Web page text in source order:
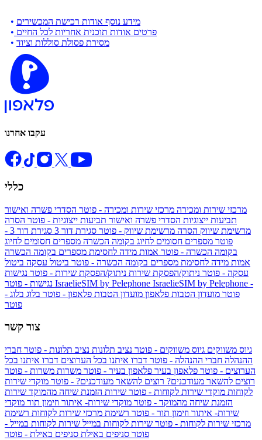
• מידע נוסף אודות רכישת המכשירים
• פרטים אודות תוכנית אחריות לכל החיים
• מסירת פסולת סוללות וציוד
עקבו אחרנו
כללי
מרכזי שירות ומכירה מרכזי שירות ומכירה - פוטר הסדרי פשרה ואישור
תביעות ייצוגיות הסדרי פשרה ואישור תביעות ייצוגיות - פוטר הסרה
מרשימת שיווק הסרה מרשימת שיווק - פוטר סגירת דור 3
סגירת דור 3 -
פוטר מספרים חסומים לחיוג בקומה הכשרה מספרים חסומים לחיוג
בקומה הכשרה - פוטר אמות מידה לחסימת מספרים בקומה הכשרה
אמות מידה לחסימת מספרים בקומה הכשרה - פוטר ביטול עסקה ביטול
עסקה - פוטר ניתוק/הפסקת שירות ניתוק/הפסקת שירות - פוטר נגישות
IsraelieSIM by Pelephone IsraelieSIM by Pelephone -
פוטר מועדון הטבות פלאפון מועדון הטבות פלאפון - פוטר בלוג בלוג -
פוטר
צור קשר
גיוס משווקים גיוס משווקים - פוטר נציב תלונות נציב תלונות - פוטר חברי
ההנהלה חברי ההנהלה - פוטר דברו איתנו בכל הערוצים דברו איתנו בכל
הערוצים - פוטר פלאפון בעיר פלאפון בעיר - פוטר משרות משרות - פוטר
רוצים להשאר מעודכנים? רוצים להשאר מעודכנים? - פוטר מוקדי שירות
לקוחות מוקדי שירות לקוחות - פוטר שירות הזמנת שיחה מהמוקד שירות
הזמנת שיחה מהמוקד - פוטר מוקדי שירות- איתור וזימון תור מוקדי
שירות- איתור וזימון תור - פוטר רשימת מרכזי שירות לקוחות רשימת
מרכזי שירות לקוחות - פוטר שירות לקוחות במייל שירות לקוחות במייל -
פוטר סניפים באילת סניפים באילת - פוטר